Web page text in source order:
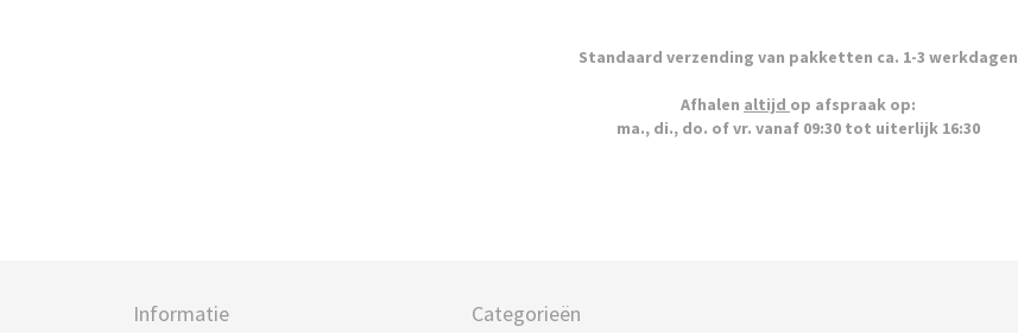
Standaard verzending van pakketten ca. 1-3 werkdagen
Afhalen altijd op afspraak op:
ma., di., do. of vr. vanaf 09:30 tot uiterlijk 16:30
Informatie Categorieën